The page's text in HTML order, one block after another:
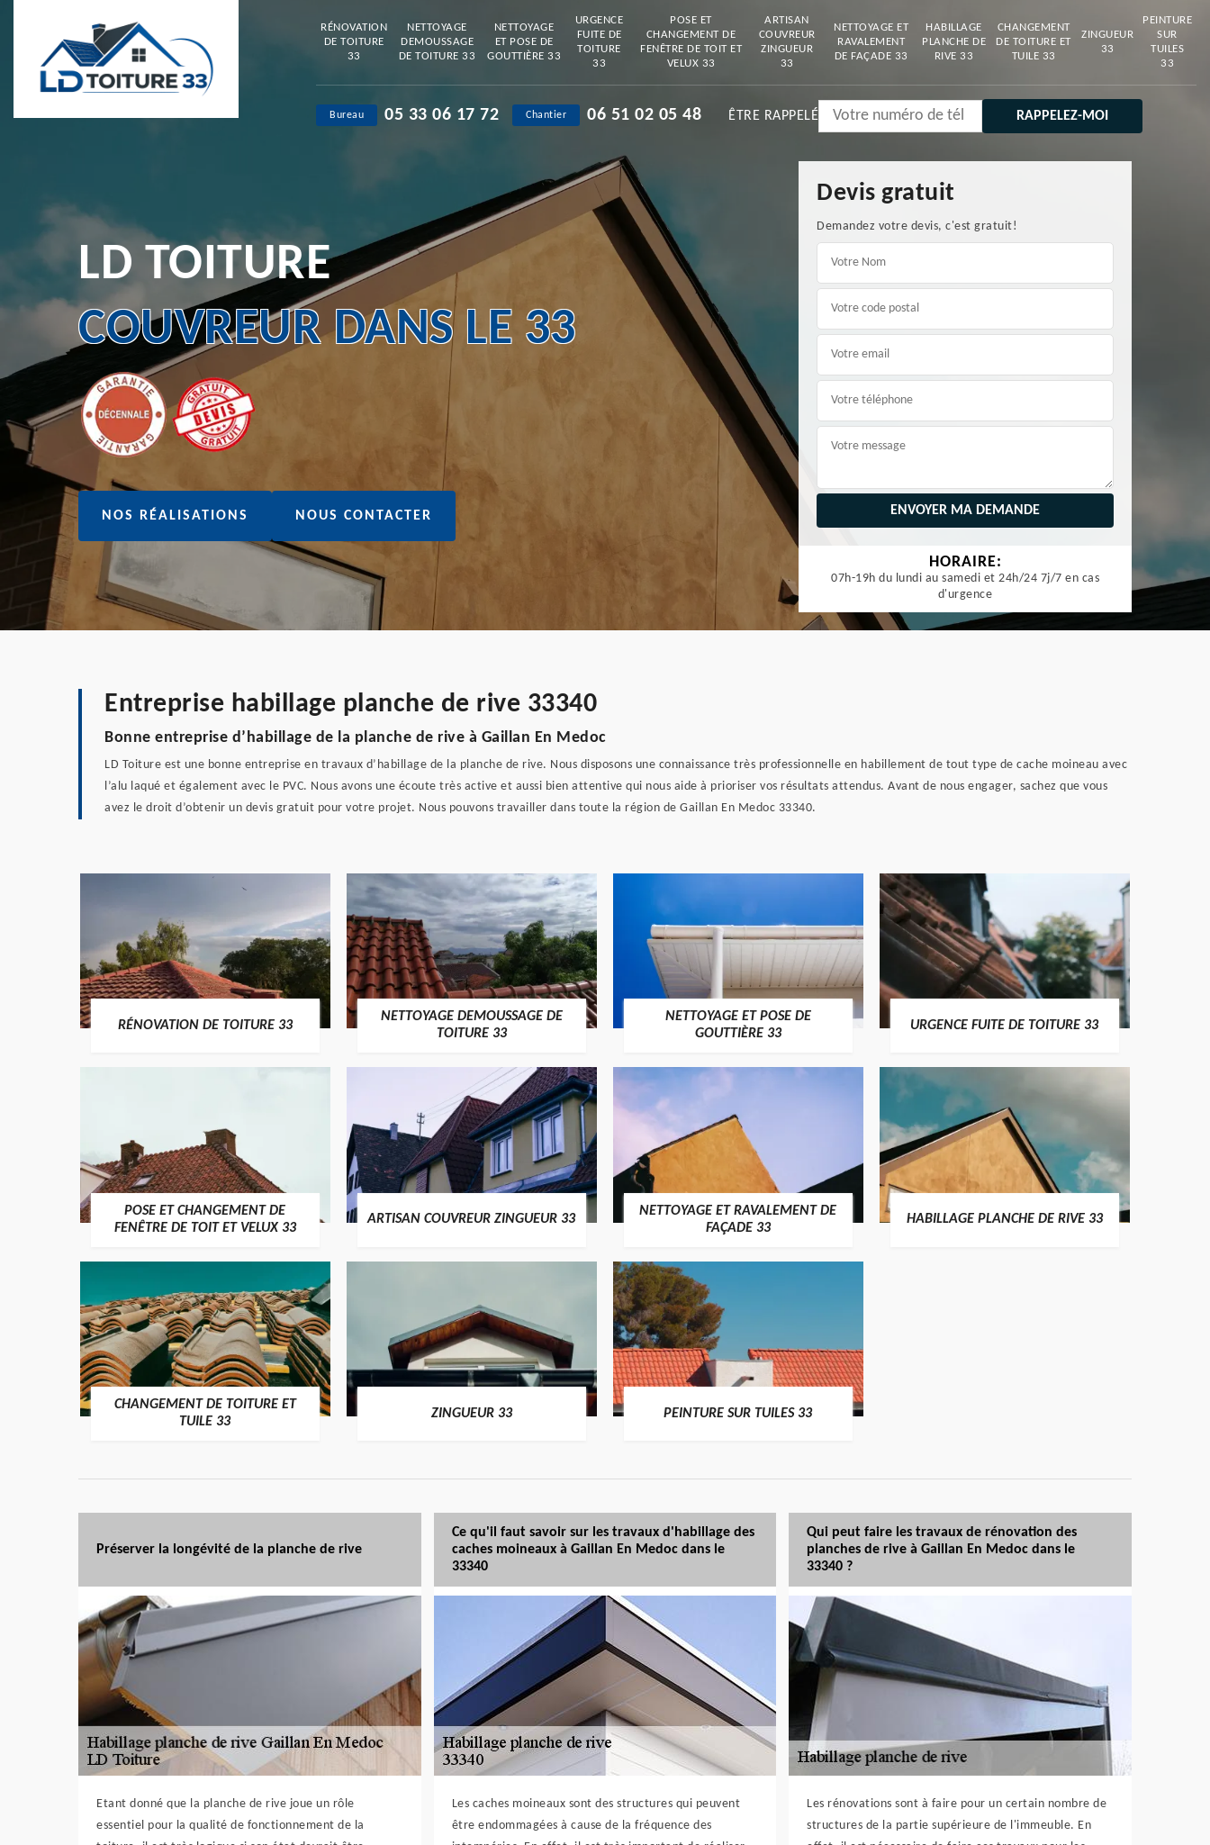
RÉNOVATION
DE TOITURE
33
NETTOYAGE
DEMOUSSAGE
DE TOITURE 33
NETTOYAGE
ET POSE DE
GOUTTIÈRE 33
URGENCE
FUITE DE
TOITURE
33
POSE ET
CHANGEMENT DE
FENÊTRE DE TOIT ET
VELUX 33
ARTISAN
COUVREUR
ZINGUEUR
33
NETTOYAGE ET
RAVALEMENT
DE FAÇADE 33
HABILLAGE
PLANCHE DE
RIVE 33
CHANGEMENT
DE TOITURE ET
TUILE 33
ZINGUEUR
33
PEINTURE
SUR
TUILES
33
Bureau 05 33 06 17 72 Chantier 06 51 02 05 48 ÊTRE RAPPELÉ
LD TOITURE
COUVREUR DANS LE 33
NOS RÉALISATIONS NOUS CONTACTER
Devis gratuit
Demandez votre devis, c'est gratuit!
HORAIRE:
07h-19h du lundi au samedi et 24h/24 7j/7 en cas
d'urgence
Entreprise habillage planche de rive 33340
Bonne entreprise d’habillage de la planche de rive à Gaillan En Medoc
LD Toiture est une bonne entreprise en travaux d’habillage de la planche de rive. Nous disposons une connaissance très professionnelle en habillement de tout type de cache moineau avec
l’alu laqué et également avec le PVC. Nous avons une écoute très active et aussi bien attentive qui nous aide à prioriser vos résultats attendus. Avant de nous engager, sachez que vous
avez le droit d’obtenir un devis gratuit pour votre projet. Nous pouvons travailler dans toute la région de Gaillan En Medoc 33340.
RÉNOVATION DE TOITURE 33
NETTOYAGE DEMOUSSAGE DE
TOITURE 33
NETTOYAGE ET POSE DE
GOUTTIÈRE 33
URGENCE FUITE DE TOITURE 33
POSE ET CHANGEMENT DE
FENÊTRE DE TOIT ET VELUX 33
ARTISAN COUVREUR ZINGUEUR 33
NETTOYAGE ET RAVALEMENT DE
FAÇADE 33
HABILLAGE PLANCHE DE RIVE 33
CHANGEMENT DE TOITURE ET
TUILE 33
ZINGUEUR 33 PEINTURE SUR TUILES 33
Préserver la longévité de la planche de rive
Etant donné que la planche de rive joue un rôle
essentiel pour la qualité de fonctionnement de la
Ce qu'il faut savoir sur les travaux d'habillage des
caches moineaux à Gaillan En Medoc dans le
33340
Les caches moineaux sont des structures qui peuvent
être endommagées à cause de la fréquence des
Qui peut faire les travaux de rénovation des
planches de rive à Gaillan En Medoc dans le
33340 ?
Les rénovations sont à faire pour un certain nombre de
structures de la partie supérieure de l'immeuble. En